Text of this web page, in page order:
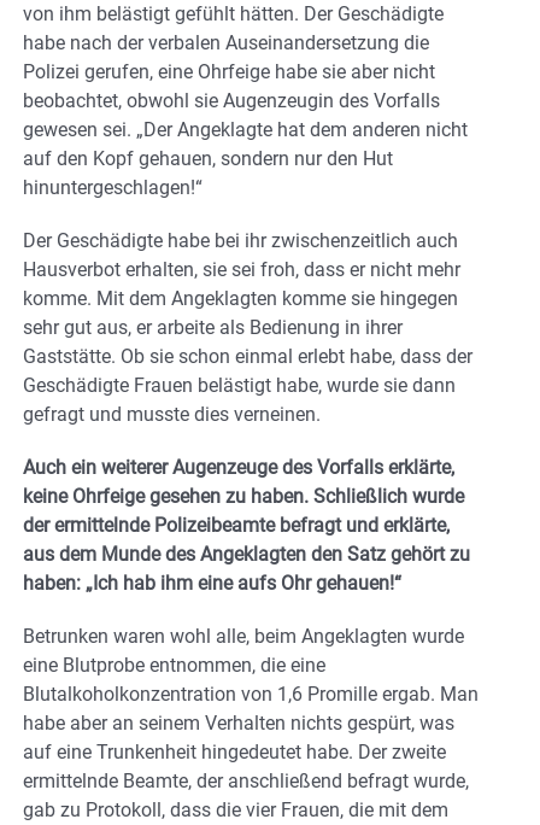
von ihm belästigt gefühlt hätten. Der Geschädigte
habe nach der verbalen Auseinandersetzung die
Polizei gerufen, eine Ohrfeige habe sie aber nicht
beobachtet, obwohl sie Augenzeugin des Vorfalls
gewesen sei. „Der Angeklagte hat dem anderen nicht
auf den Kopf gehauen, sondern nur den Hut
hinuntergeschlagen!“
Der Geschädigte habe bei ihr zwischenzeitlich auch
Hausverbot erhalten, sie sei froh, dass er nicht mehr
komme. Mit dem Angeklagten komme sie hingegen
sehr gut aus, er arbeite als Bedienung in ihrer
Gaststätte. Ob sie schon einmal erlebt habe, dass der
Geschädigte Frauen belästigt habe, wurde sie dann
gefragt und musste dies verneinen.
Auch ein weiterer Augenzeuge des Vorfalls erklärte,
keine Ohrfeige gesehen zu haben. Schließlich wurde
der ermittelnde Polizeibeamte befragt und erklärte,
aus dem Munde des Angeklagten den Satz gehört zu
haben: „Ich hab ihm eine aufs Ohr gehauen!“
Betrunken waren wohl alle, beim Angeklagten wurde
eine Blutprobe entnommen, die eine
Blutalkoholkonzentration von 1,6 Promille ergab. Man
habe aber an seinem Verhalten nichts gespürt, was
auf eine Trunkenheit hingedeutet habe. Der zweite
ermittelnde Beamte, der anschließend befragt wurde,
gab zu Protokoll, dass die vier Frauen, die mit dem